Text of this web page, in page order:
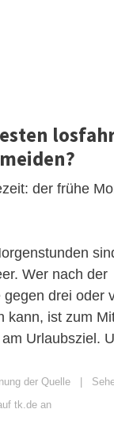
der frühe
Wer nach der
gegen drei oder
kann, ist zum
Urlaubsziel.
der Quelle
tk.de an